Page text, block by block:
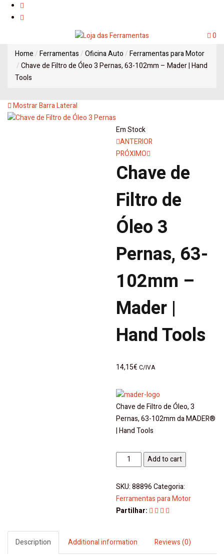
0
Home
Ferramentas Oficina Auto
Ferramentas para Motor
Chave de Filtro de Óleo 3 Pernas, 63-102mm – Mader | Hand
Tools
Mostrar Barra Lateral
Em Stock
Navegação
de
artigos
ANTERIOR
PRÓXIMO
Chave de
Filtro de
Óleo 3
Pernas, 63-
102mm –
Mader |
Hand Tools
14,15€ C/IVA
Chave de Filtro de Óleo, 3
Pernas, 63-102mm da MADER®
| Hand Tools
Chave
de
Filtro
de
Óleo
63-
102mm
Add to cart
SKU:88896 Categoria:
Ferramentas para Motor
Partilhar:
Description Additional information Reviews (0)